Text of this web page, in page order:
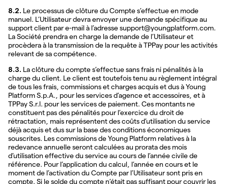
8.2. Le processus de clôture du Compte s’effectue en mode
manuel. L’Utilisateur devra envoyer une demande spécifique au
support client par e-mail à l’adresse support@youngplatform.com.
La Société prendra en charge la demande de l’Utilisateur et
procèdera à la transmission de la requête à TPPay pour les activités
relevant de sa compétence.
8.3. La clôture du compte s’effectue sans frais ni pénalités à la
charge du client. Le client est toutefois tenu au règlement intégral
de tous les frais, commissions et charges acquis et dus à Young
Platform S.p.A., pour les services d’agence et accessoires, et à
TPPay S.r.l. pour les services de paiement. Ces montants ne
constituent pas des pénalités pour l’exercice du droit de
rétractation, mais représentent des coûts d’utilisation du service
déjà acquis et dus sur la base des conditions économiques
souscrites. Les commissions de Young Platform relatives à la
redevance annuelle seront calculées au prorata des mois
d’utilisation effective du service au cours de l’année civile de
référence. Pour l’application du calcul, l’année en cours et le
moment de l’activation du Compte par l’Utilisateur sont pris en
compte. Si le solde du compte n’était pas suffisant pour couvrir les